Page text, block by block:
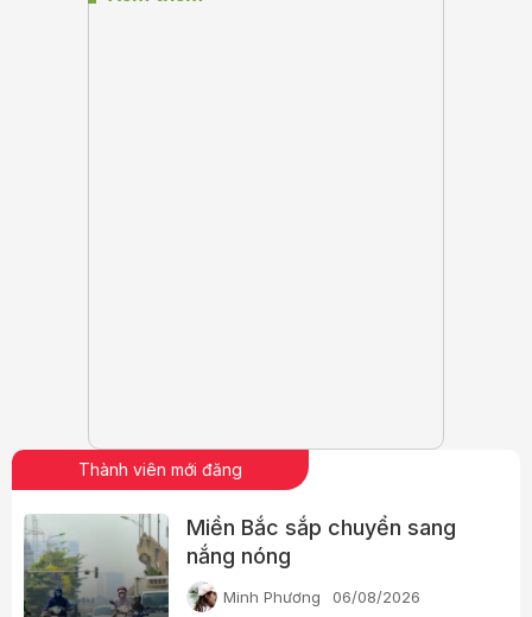
Thành viên mới đăng
Miền Bắc sắp chuyển sang
nắng nóng
Minh Phương 06/08/2026